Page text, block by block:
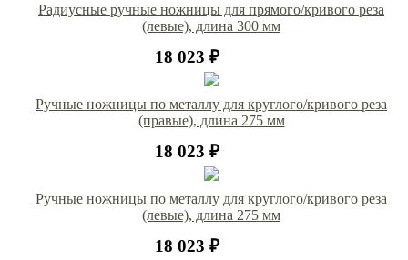
Радиусные ручные ножницы для прямого/кривого реза
(левые), длина 300 мм
18 023 ₽
Ручные ножницы по металлу для круглого/кривого реза
(правые), длина 275 мм
18 023 ₽
Ручные ножницы по металлу для круглого/кривого реза
(левые), длина 275 мм
18 023 ₽